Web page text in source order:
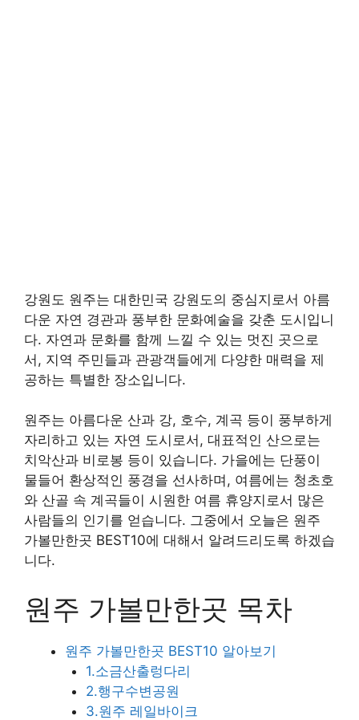
강원도 원주는 대한민국 강원도의 중심지로서 아름
다운 자연 경관과 풍부한 문화예술을 갖춘 도시입니
다. 자연과 문화를 함께 느낄 수 있는 멋진 곳으로
서, 지역 주민들과 관광객들에게 다양한 매력을 제
공하는 특별한 장소입니다.
원주는 아름다운 산과 강, 호수, 계곡 등이 풍부하게
자리하고 있는 자연 도시로서, 대표적인 산으로는
치악산과 비로봉 등이 있습니다. 가을에는 단풍이
물들어 환상적인 풍경을 선사하며, 여름에는 청초호
와 산골 속 계곡들이 시원한 여름 휴양지로서 많은
사람들의 인기를 얻습니다. 그중에서 오늘은 원주
가볼만한곳 BEST10에 대해서 알려드리도록 하겠습
니다.
원주 가볼만한곳 목차
원주 가볼만한곳 BEST10 알아보기
1.소금산출렁다리
2.행구수변공원
3.원주 레일바이크